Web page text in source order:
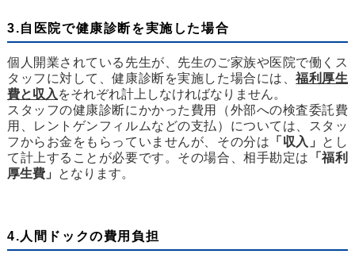
3.自医院で健康診断を実施した場合
個人開業されている先生が、先生のご家族や医院で働くス
タッフに対して、健康診断を実施した場合には、福利厚生
費と収入 をそれぞれ計上しなければなりません。
スタッフの健康診断にかかった費用（外部への検査委託費
用、レントゲンフィルムなどの支払）については、スタッ
フからお金をもらっていませんが、その分は 「収入」 とし
て計上することが必要です。その場合、相手勘定は
「福利
厚生費」
となります。
4.人間ドックの費用負担